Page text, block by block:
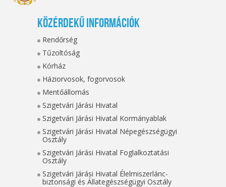
Közérdekű információk
Rendőrség
Tűzoltóság
Kórház
Háziorvosok, fogorvosok
Mentőállomás
Szigetvári Járási Hivatal
Szigetvári Járási Hivatal Kormányablak
Szigetvári Járási Hivatal Népegészségügyi
Osztály
Szigetvári Járási Hivatal Foglalkoztatási
Osztály
Szigetvári Járási Hivatal Élelmiszerlánc-
biztonsági és Állategészségügyi Osztály